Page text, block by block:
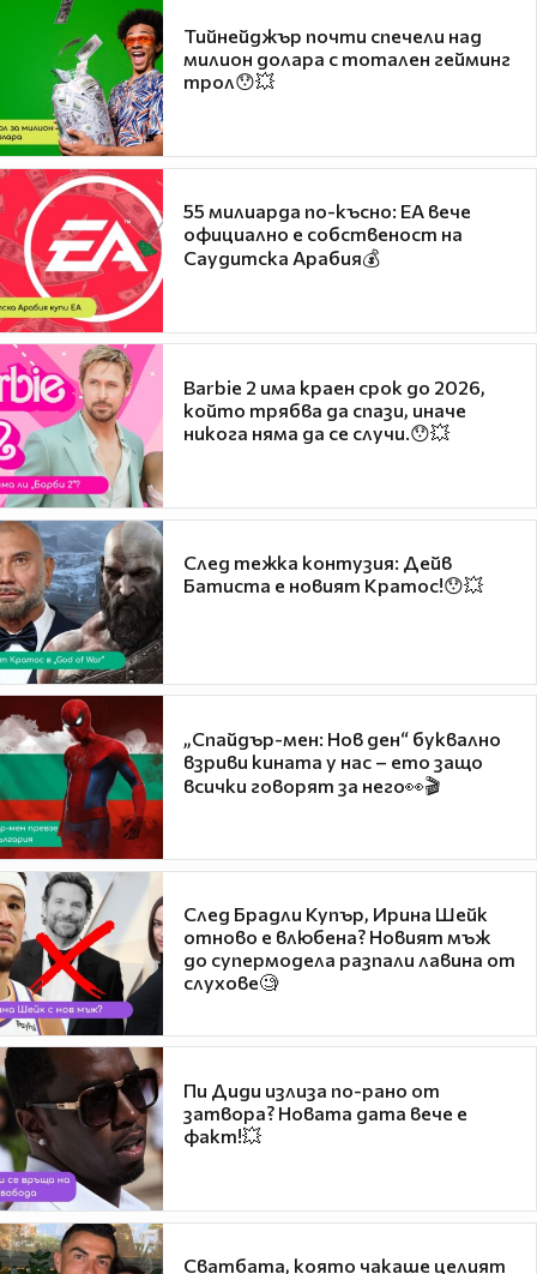
Тийнейджър почти спечели над
милион долара с тотален гейминг
трол😯💥
55 милиарда по-късно: EA вече
официално е собственост на
Саудитска Арабия💰
Barbie 2 има краен срок до 2026,
който трябва да спази, иначе
никога няма да се случи.😯💥
След тежка контузия: Дейв
Батиста е новият Кратос!😯💥
„Спайдър-мен: Нов ден“ буквално
взриви кината у нас – ето защо
всички говорят за него👀🎬
След Брадли Купър, Ирина Шейк
отново е влюбена? Новият мъж
до супермодела разпали лавина от
слухове🧐
Пи Диди излиза по-рано от
затвора? Новата дата вече е
факт!💥
Сватбата, която чакаше целият